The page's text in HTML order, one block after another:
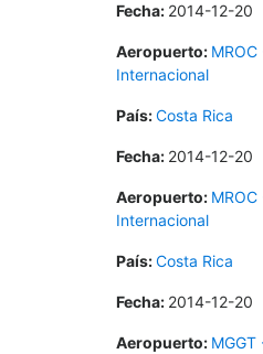
Fecha: 2014-12-20
Aeropuerto:
Internacional
País:Costa Rica
Fecha: 2014-12-20
Aeropuerto:
Internacional
País:Costa Rica
Fecha: 2014-12-20
Aeropuerto: MGGT